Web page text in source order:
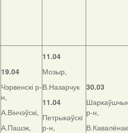
19.04
Чэрвенскі р-
н,
А.Вінчэўскі,
А.Пашэк,
11.04
Мозыр,
В.Назарчук
11.04
Петрыкаўскі
р-н,
30.03
р-н,
В.Кавалёнак